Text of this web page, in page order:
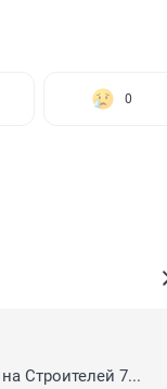
0
Строителей 7...